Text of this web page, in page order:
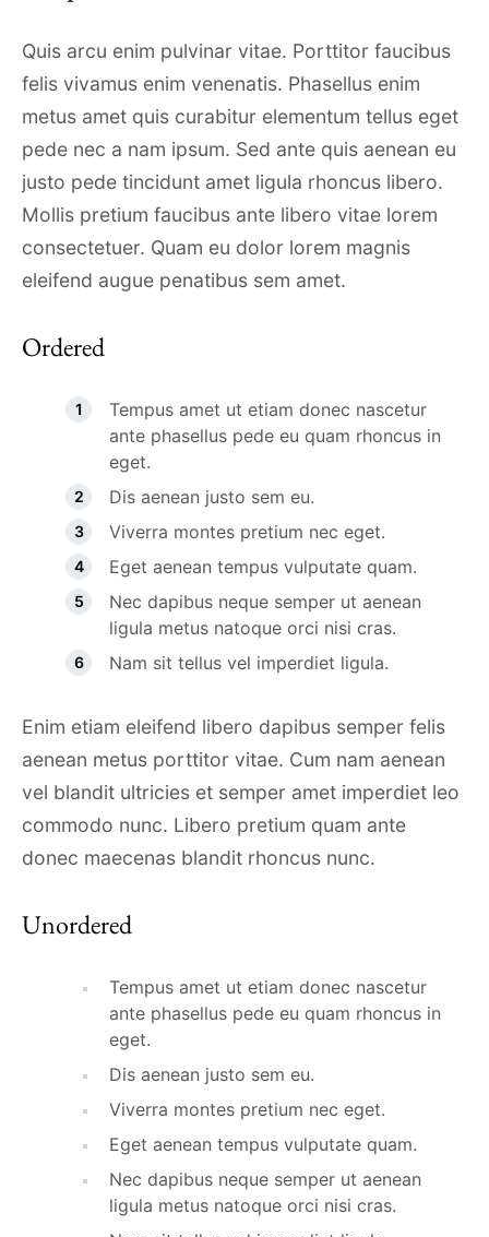
Quis arcu enim pulvinar vitae. Porttitor faucibus
felis vivamus enim venenatis. Phasellus enim
metus amet quis curabitur elementum tellus eget
pede nec a nam ipsum. Sed ante quis aenean eu
justo pede tincidunt amet ligula rhoncus libero.
Mollis pretium faucibus ante libero vitae lorem
consectetuer. Quam eu dolor lorem magnis
eleifend augue penatibus sem amet.
Ordered
Tempus amet ut etiam donec nascetur
ante phasellus pede eu quam rhoncus in
eget.
Dis aenean justo sem eu.
Viverra montes pretium nec eget.
Eget aenean tempus vulputate quam.
Nec dapibus neque semper ut aenean
ligula metus natoque orci nisi cras.
Nam sit tellus vel imperdiet ligula.
Enim etiam eleifend libero dapibus semper felis
aenean metus porttitor vitae. Cum nam aenean
vel blandit ultricies et semper amet imperdiet leo
commodo nunc. Libero pretium quam ante
donec maecenas blandit rhoncus nunc.
Unordered
Tempus amet ut etiam donec nascetur
ante phasellus pede eu quam rhoncus in
eget.
Dis aenean justo sem eu.
Viverra montes pretium nec eget.
Eget aenean tempus vulputate quam.
Nec dapibus neque semper ut aenean
ligula metus natoque orci nisi cras.